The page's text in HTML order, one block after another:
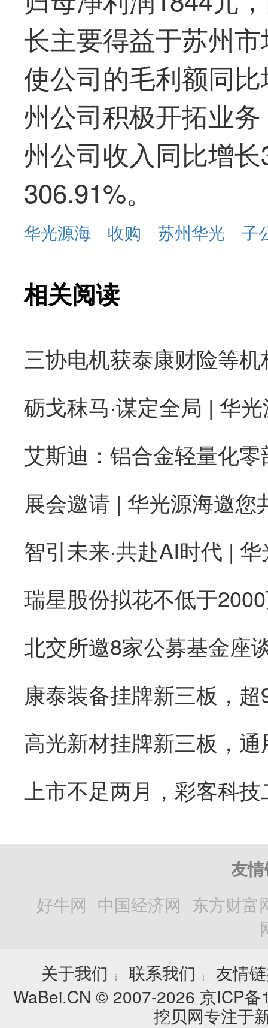
长主要得益于苏州
使公司的毛利额同
州公司积极开拓业
州公司收入同比增
306.91%。
华光源海 收购 苏州华光 子
相关阅读
砺戈秣马·谋定全局 | 华
康泰装备挂牌新三板，
友
好牛网 中国经济网 东方财富
关于我们
┊ 联系我们 ┊
友情
WaBei.CN © 2007-2026 京ICP
挖贝网专注于